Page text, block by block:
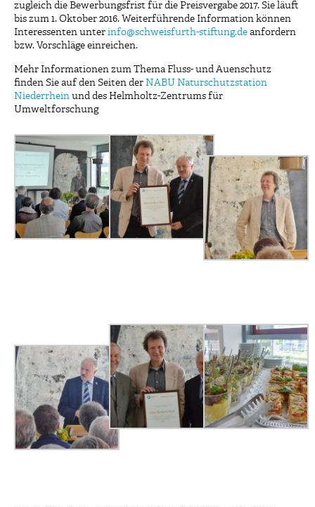
zugleich die Bewerbungsfrist für die Preisvergabe 2017. Sie läuft
bis zum 1. Oktober 2016. Weiterführende Information können
Interessenten unter info@schweisfurth-stiftung.de anfordern
bzw. Vorschläge einreichen.
Mehr Informationen zum Thema Fluss- und Auenschutz
finden Sie auf den Seiten der NABU Naturschutzstation
Niederrhein und des Helmholtz-Zentrums für
Umweltforschung